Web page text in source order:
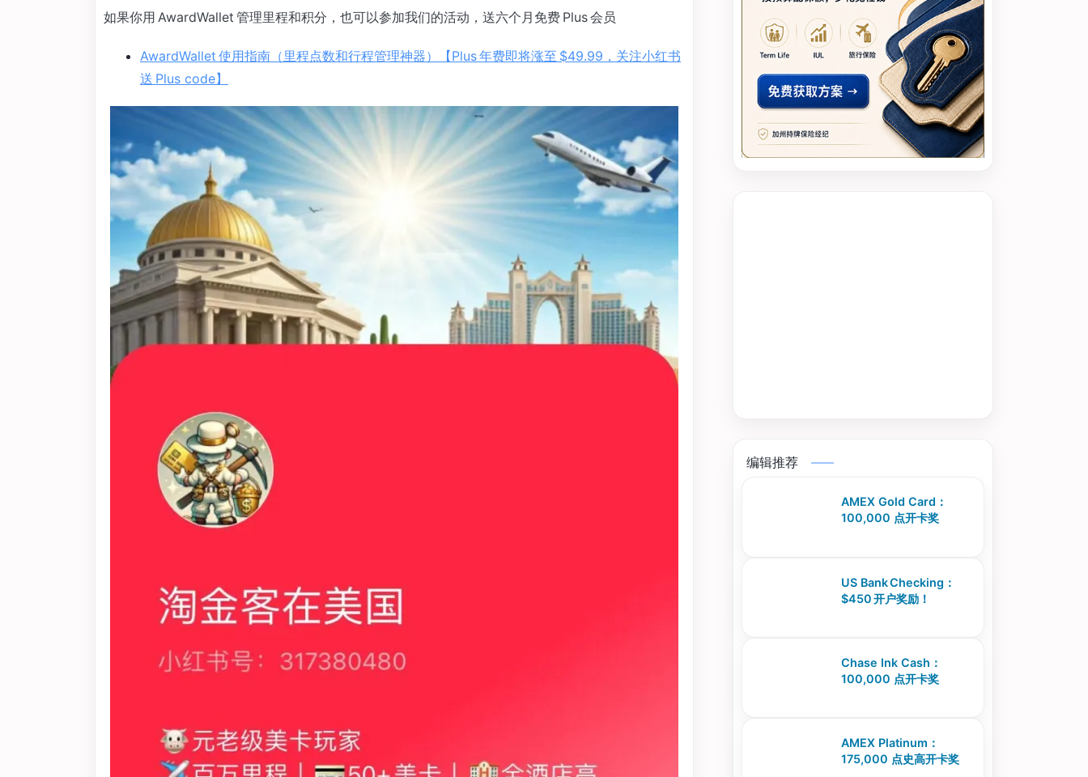
如果你用 AwardWallet 管理里程和积分，也可以参加我们的活动，送六个月免费 Plus 会员
AwardWallet 使用指南（里程点数和行程管理神器）【Plus 年费即将涨至 $49.99，关注小红书
送 Plus code】
编辑推荐
AMEX Gold Card：
100,000 点开卡奖
US Bank Checking：
$450 开户奖励！
Chase Ink Cash：
100,000 点开卡奖
AMEX Platinum：
175,000 点史高开卡奖